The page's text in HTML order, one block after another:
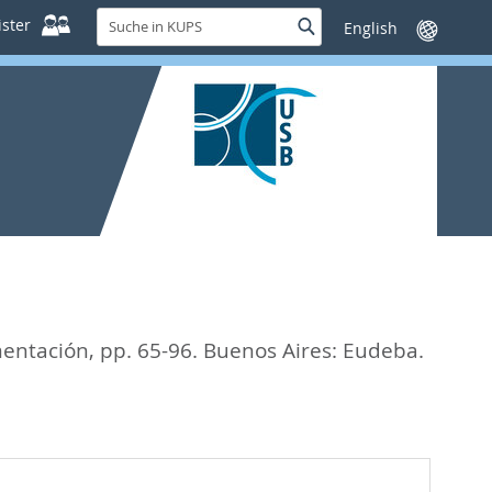
Suche
in
KUPS
SucheSprache
wechseln
pp. 65-96. Buenos Aires: Eudeba.